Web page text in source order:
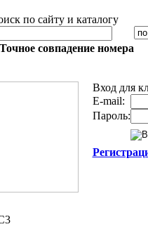
по сайту и каталогу
Точное совпадение номера
Вход для
E-mail:
Пароль: